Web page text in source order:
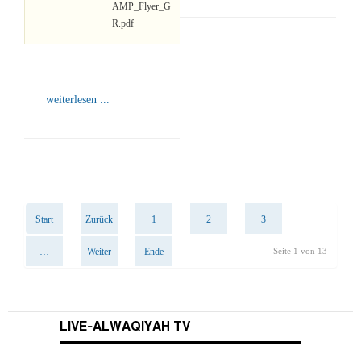
AMP_Flyer_G
R.pdf
weiterlesen ...
Start Zurück 1 2 3
… Weiter Ende Seite 1 von 13
LIVE-ALWAQIYAH TV